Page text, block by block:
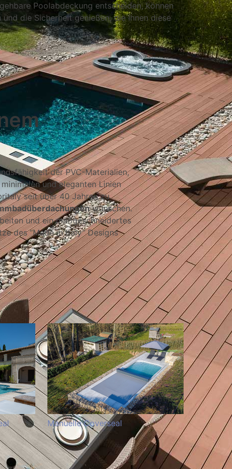
Poolabdeckung entscheiden, können
die Sicherheit genießen, die Ihnen diese
der PVC-Materialien,
und eleganten Linien
seit über 40 Jahren zu
wünschen.
und ein maßgeschneidertes
des “Made in Italy” Designs
Manuelle Coverseal